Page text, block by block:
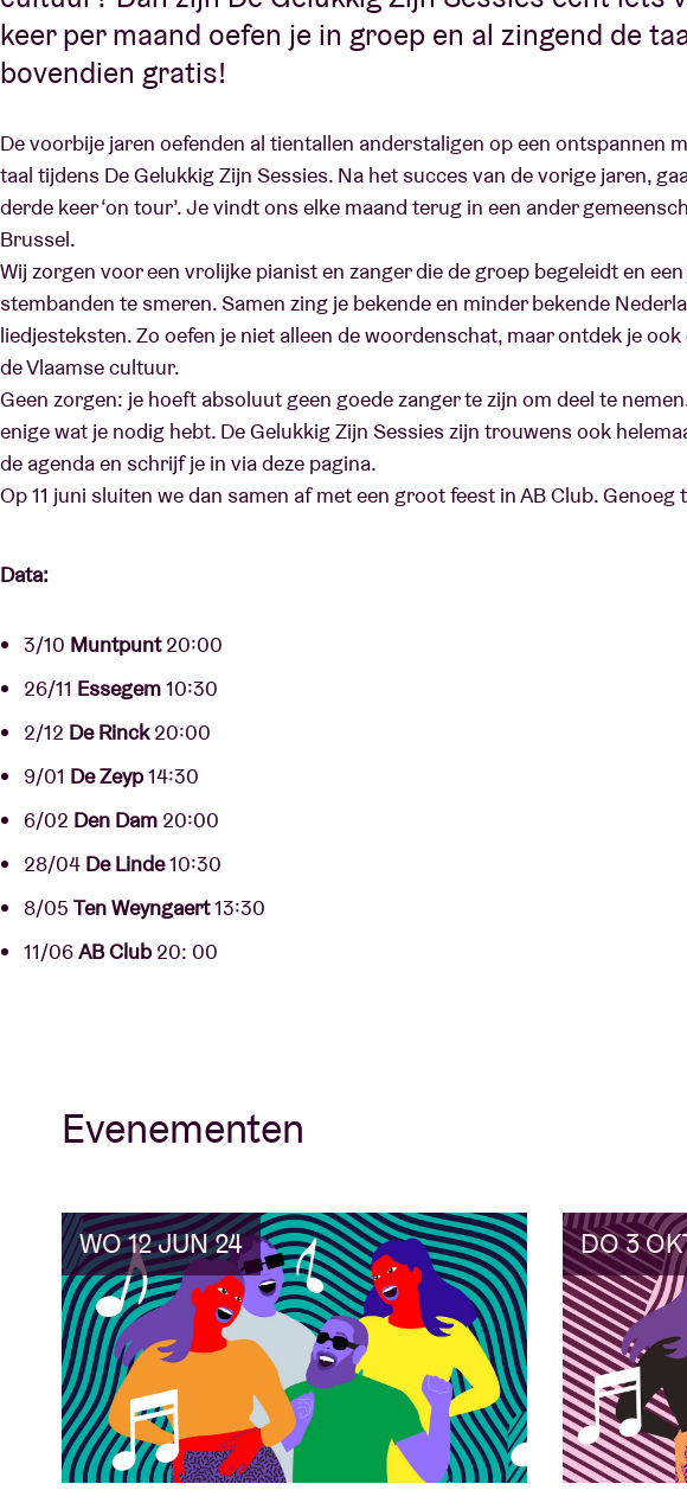
keer per maand oefen je in groep en al zingend de
bovendien gratis!
De voorbije jaren oefenden al tientallen anderstaligen op een ontspannen
taal tijdens De Gelukkig Zijn Sessies. Na het succes van de vorige jaren,
derde keer ‘on tour’. Je vindt ons elke maand terug in een ander
Brussel.
Wij zorgen voor een vrolijke pianist en zanger die de groep begeleidt en
stembanden te smeren. Samen zing je bekende en minder bekende
liedjesteksten. Zo oefen je niet alleen de woordenschat, maar ontdek je
de Vlaamse cultuur.
Geen zorgen: je hoeft absoluut geen goede zanger te zijn om deel te
enige wat je nodig hebt. De Gelukkig Zijn Sessies zijn trouwens ook
de agenda en schrijf je in via deze pagina.
Op 11 juni sluiten we dan samen af met een groot feest in AB Club.
Data:
3/10 Muntpunt20:00
26/11 Essegem10:30
2/12 De Rinck20:00
9/01 De Zeyp14:30
6/02 Den Dam 20:00
28/04 De Linde10:30
8/05 Ten Weyngaert13:30
11/06AB Club20: 00
Evenementen
WO 12 JUN 24 DO 3